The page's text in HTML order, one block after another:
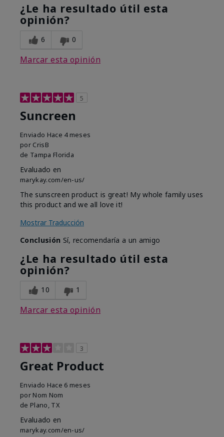
¿Le ha resultado útil esta
opinión?
6 0
Marcar esta opinión
5
Suncreen
Enviado Hace 4 meses
por CrisB
de Tampa Florida
Evaluado en
marykay.com/en-us/
The sunscreen product is great! My whole family uses
this product and we all love it!
Mostrar Traducción
Conclusión Sí, recomendaría a un amigo
¿Le ha resultado útil esta
opinión?
10 1
Marcar esta opinión
3
Great Product
Enviado Hace 6 meses
por Nom Nom
de Plano, TX
Evaluado en
marykay.com/en-us/